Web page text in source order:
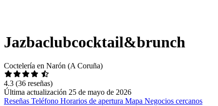
Jazbaclubcocktail&brunch
Coctelería en Narón (A Coruña)
4.3 (36 reseñas)
Última actualización 25 de mayo de 2026
Reseñas Teléfono Horarios de apertura Mapa Negocios cercanos